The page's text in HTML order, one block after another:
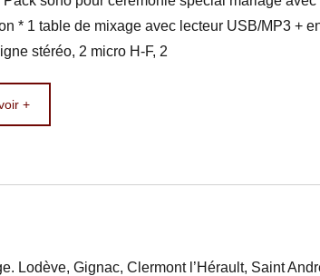
* 1 table de mixage avec lecteur USB/MP3 +
stéréo, 2 micro H-F, 2
+
Lodève, Gignac, Clermont l’Hérault, Saint